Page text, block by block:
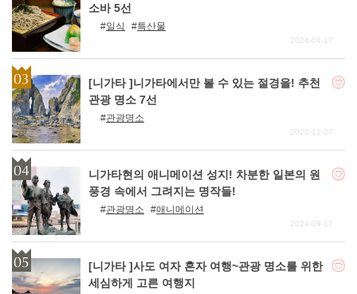
소바 5선
일식 특산물
2024-04-17
[니가타 ]니가타에서만 볼 수 있는 절경을! 추천
관광 명소 7선
관광명소
2021-12-27
니가타현의 애니메이션 성지! 차분한 일본의 원
풍경 속에서 그려지는 명작들!
관광명소 애니메이션
2024-09-17
[니가타 ]사도 여자 혼자 여행~관광 명소를 위한
세심하게 고른 여행지